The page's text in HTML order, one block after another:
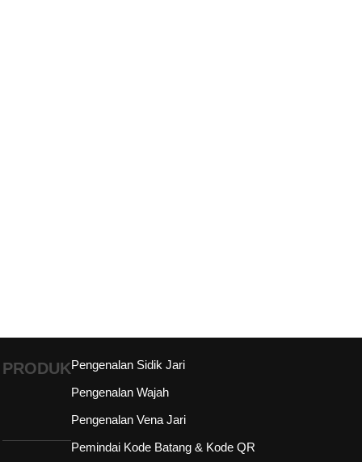
PRODUKPengenalan Sidik Jari
Pengenalan Wajah
Pengenalan Vena Jari
Pemindai Kode Batang & Kode QR